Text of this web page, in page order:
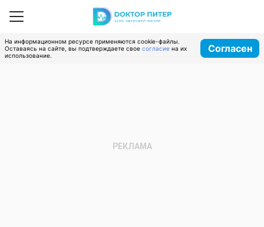
На информационном ресурсе применяются cookie-файлы.
Оставаясь на сайте, вы подтверждаете свое согласие на их
использование.
Согласен